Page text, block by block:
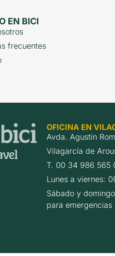
EN BICI
frecuentes
OFICINA EN
Avda. Agustín
Vilagarcía de
T. 00 34 986 565
Lunes a viernes:
Sábado y
para emergencias